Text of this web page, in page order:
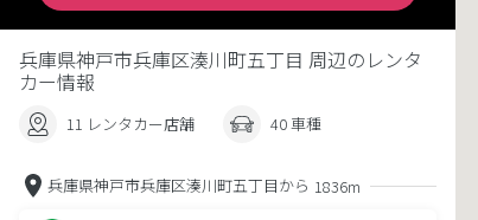
兵庫県神戸市兵庫区湊川町五丁目 周辺のレンタ
カー情報
11 レンタカー店舗 40 車種
兵庫県神戸市兵庫区湊川町五丁目から 1836m